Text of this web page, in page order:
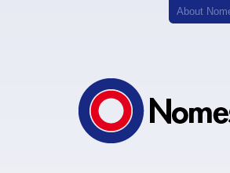
About